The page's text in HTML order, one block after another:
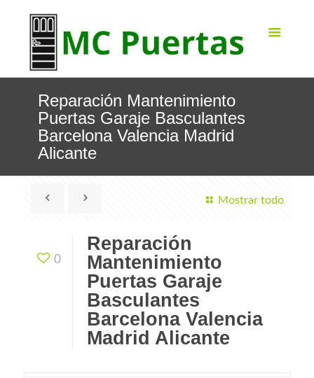
Reparación Mantenimiento
Puertas Garaje Basculantes
Barcelona Valencia Madrid
Alicante
Mostrar todo
0
Reparación
Mantenimiento
Puertas Garaje
Basculantes
Barcelona Valencia
Madrid Alicante